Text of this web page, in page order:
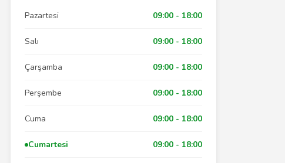
Pazartesi 09:00 - 18:00
Salı 09:00 - 18:00
Çarşamba 09:00 - 18:00
Perşembe 09:00 - 18:00
Cuma 09:00 - 18:00
Cumartesi 09:00 - 18:00